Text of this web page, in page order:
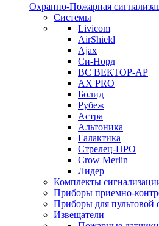
Охранно-Пожарная
Системы
Livicom
AirShield
Ajax
Си-Норд
ВС ВЕКТОР-АР
AX PRO
Болид
Рубеж
Астра
Альтоника
Галактика
Стрелец-ПРО
Crow Merlin
Лидер
Комплекты
Приборы приемно-
Приборы для пультовой
Извещатели